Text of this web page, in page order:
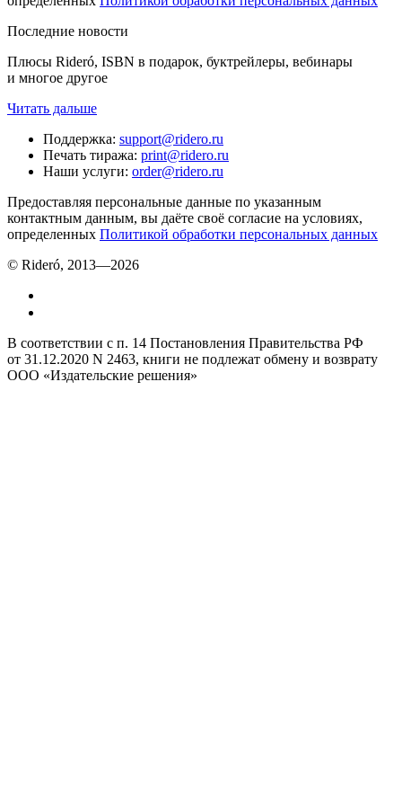
Последние новости
Плюсы Rideró, ISBN в подарок, буктрейлеры, вебинары
и многое другое
Читать дальше
Поддержка: support@ridero.ru
Печать тиража: print@ridero.ru
Наши услуги: order@ridero.ru
Предоставляя персональные данные по указанным
контактным данным, вы даёте своё согласие на условиях,
определенных Политикой обработки персональных данных
© Rideró, 2013—2026
В соответствии с п. 14 Постановления Правительства РФ
от 31.12.2020 N 2463, книги не подлежат обмену и возврату
ООО «Издательские решения»